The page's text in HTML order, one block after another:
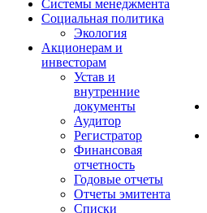
Системы менеджмента
Социальная политика
Экология
Акционерам и
инвесторам
Устав и
внутренние
документы
Аудитор
Регистратор
Финансовая
отчетность
Годовые отчеты
Отчеты эмитента
Списки